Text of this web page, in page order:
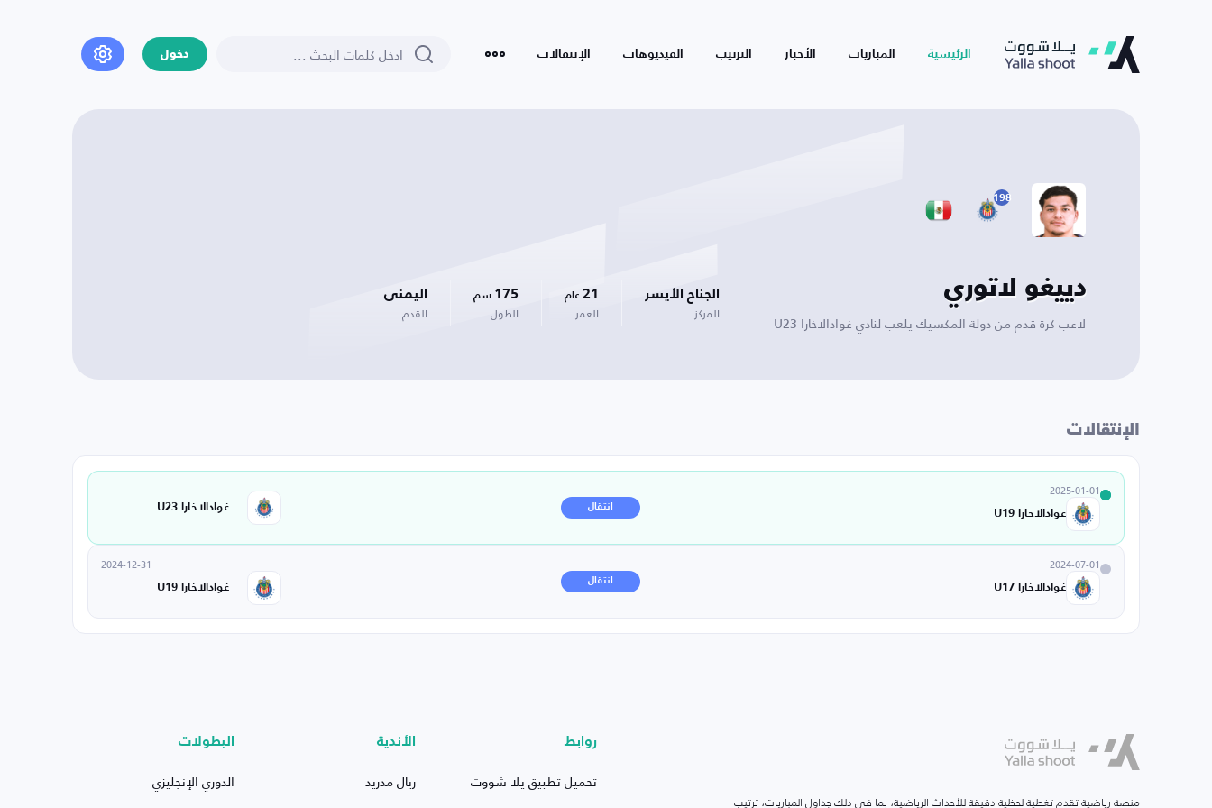
الرئيسية المباريات الأخبار الترتيب الفيديوهات الإنتقالات دخول
198
دييغو لاتوري
لاعب كرة قدم من دولة المكسيك يلعب لنادي غوادالاخارا U23
الجناح الأيسر
المركز
21 عام
العمر
175 سم
الطول
اليمنى
القدم
الإنتقالات
2025-01-01
غوادالاخارا U19
انتقال غوادالاخارا U23
2024-07-01
غوادالاخارا U17
انتقال
2024-12-31
غوادالاخارا U19
منصة رياضية تقدم تغطية لحظية دقيقة للأحداث الرياضية، بما في ذلك جداول المباريات، ترتيب
روابط
تحميل تطبيق يلا شووت
الأندية
ريال مدريد
البطولات
الدوري الإنجليزي